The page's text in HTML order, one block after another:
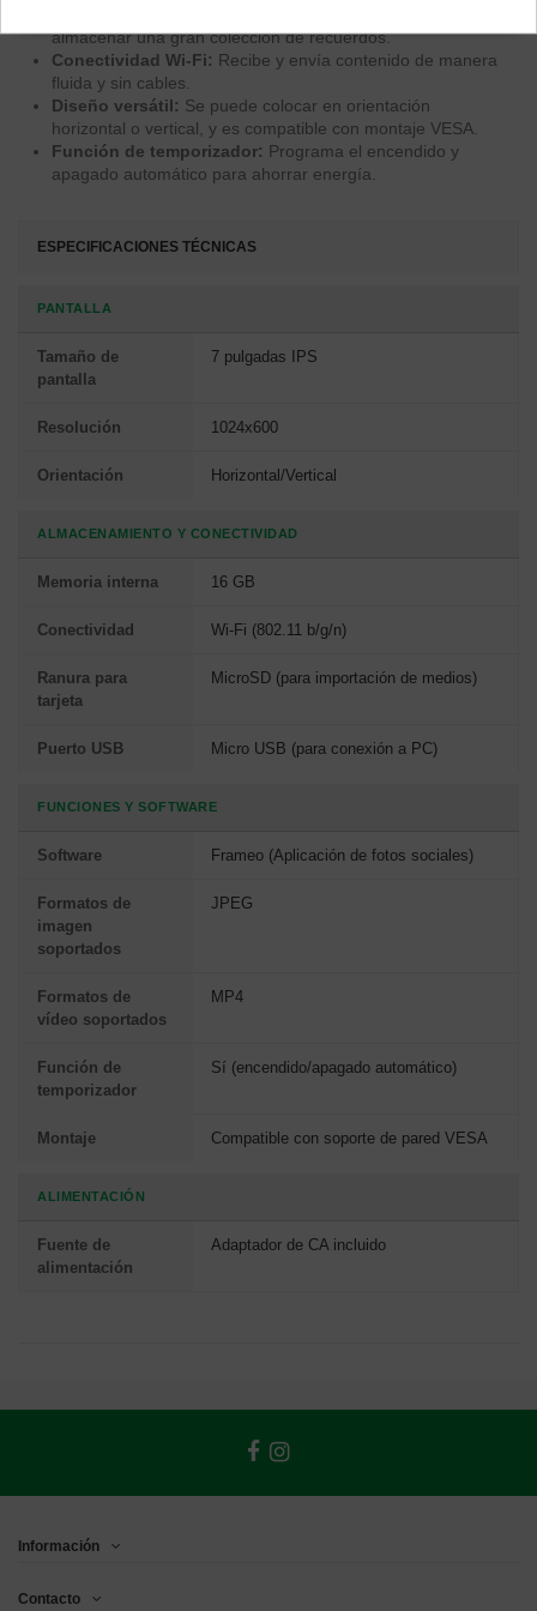
almacenar una gran colección de recuerdos.
Conectividad Wi-Fi: Recibe y envía contenido de manera
fluida y sin cables.
Diseño versátil: Se puede colocar en orientación
horizontal o vertical, y es compatible con montaje VESA.
Función de temporizador: Programa el encendido y
apagado automático para ahorrar energía.
ESPECIFICACIONES TÉCNICAS
PANTALLA
Tamaño de
pantalla
7 pulgadas IPS
Resolución 1024x600
Orientación Horizontal/Vertical
ALMACENAMIENTO Y CONECTIVIDAD
Memoria interna 16 GB
Conectividad Wi-Fi (802.11 b/g/n)
Ranura para
tarjeta
MicroSD (para importación de medios)
Puerto USB Micro USB (para conexión a PC)
FUNCIONES Y SOFTWARE
Software Frameo (Aplicación de fotos sociales)
Formatos de
imagen
soportados
JPEG
Formatos de
vídeo soportados
MP4
Función de
temporizador
Sí (encendido/apagado automático)
Montaje Compatible con soporte de pared VESA
ALIMENTACIÓN
Fuente de
alimentación
Adaptador de CA incluido
Información
Contacto